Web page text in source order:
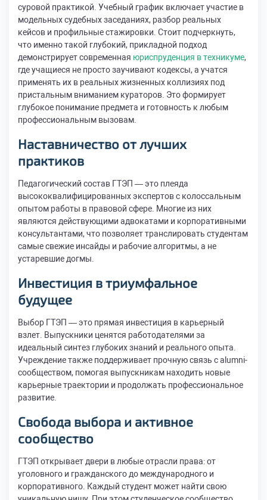
суровой практикой. Учебный график включает участие в
модельных судебных заседаниях, разбор реальных
кейсов и профильные стажировки. Стоит подчеркнуть,
что именно такой глубокий, прикладной подход
демонстрирует современная юриспруденция в техникуме,
где учащиеся не просто заучивают кодексы, а учатся
применять их в реальных жизненных коллизиях под
пристальным вниманием кураторов. Это формирует
глубокое понимание предмета и готовность к любым
профессиональным вызовам.
Наставничество от лучших
практиков
Педагогический состав ГТЭП — это плеяда
высококвалифицированных экспертов с колоссальным
опытом работы в правовой сфере. Многие из них
являются действующими адвокатами и корпоративными
консультантами, что позволяет транслировать студентам
самые свежие инсайды и рабочие алгоритмы, а не
устаревшие догмы.
Инвестиция в триумфальное
будущее
Выбор ГТЭП — это прямая инвестиция в карьерный
взлет. Выпускники ценятся работодателями за
идеальный синтез глубоких знаний и реального опыта.
Учреждение также поддерживает прочную связь с alumni-
сообществом, помогая выпускникам находить новые
карьерные траектории и продолжать профессиональное
развитие.
Свобода выбора и активное
сообщество
ГТЭП открывает двери в любые отрасли права: от
уголовного и гражданского до международного и
корпоративного. Каждый студент может найти свою